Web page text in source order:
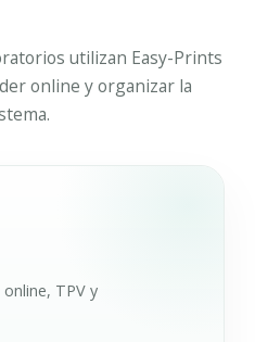
utilizan Easy-Prints
online y organizar la
TPV y